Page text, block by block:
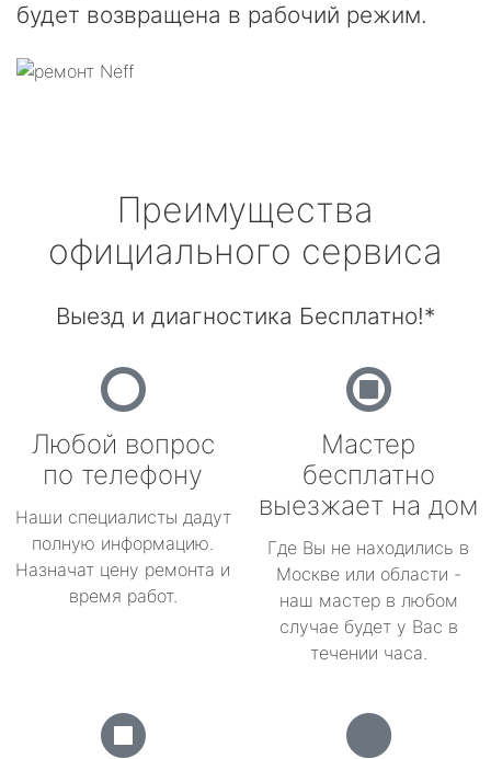
будет возвращена в рабочий режим.
Преимущества
официального сервиса
Выезд и диагностика Бесплатно!*
Любой вопрос
по телефону
Наши специалисты дадут
полную информацию.
Назначат цену ремонта и
время работ.
Мастер
бесплатно
выезжает на дом
Где Вы не находились в
Москве или области -
наш мастер в любом
случае будет у Вас в
течении часа.